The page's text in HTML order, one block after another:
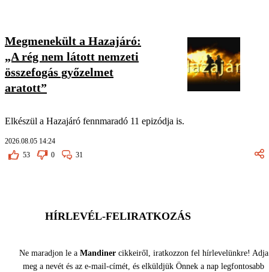
Megmenekült a Hazajáró:
„A rég nem látott nemzeti
összefogás győzelmet
aratott”
Elkészül a Hazajáró fennmaradó 11 epizódja is.
2026.08.05 14:24
53
0 31
HÍRLEVÉL-FELIRATKOZÁS
Ne maradjon le a Mandinercikkeiről, iratkozzon fel hírlevelünkre! Adja
meg a nevét és az e-mail-címét, és elküldjük Önnek a nap legfontosabb